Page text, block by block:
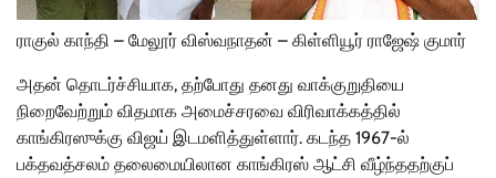
ராகுல் காந்தி – மேலூர் விஸ்வநாதன் – கிள்ளியூர் ராஜேஷ் குமார்
அதன் தொடர்ச்சியாக, தற்போது தனது வாக்குறுதியை
நிறைவேற்றும் விதமாக அமைச்சரவை விரிவாக்கத்தில்
காங்கிரஸுக்கு விஜய் இடமளித்துள்ளார். கடந்த 1967-ல்
பக்தவத்சலம் தலைமையிலான காங்கிரஸ் ஆட்சி வீழ்ந்ததற்குப்